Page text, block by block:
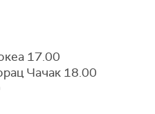
17.00
Чачак 18.00